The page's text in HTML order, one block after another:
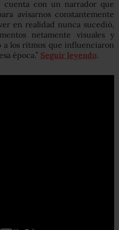
con un narrador que
avisarnos constantemente
en realidad nunca sucedió,
netamente visuales y
a los ritmos que influenciaron
época.” Seguir leyendo.